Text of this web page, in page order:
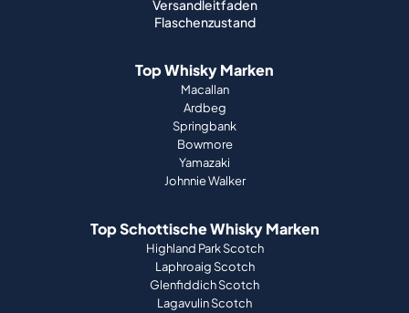
Versandleitfaden
Flaschenzustand
Top Whisky Marken
Macallan
Ardbeg
Springbank
Bowmore
Yamazaki
Johnnie Walker
Top Schottische Whisky Marken
Highland Park Scotch
Laphroaig Scotch
Glenfiddich Scotch
Lagavulin Scotch